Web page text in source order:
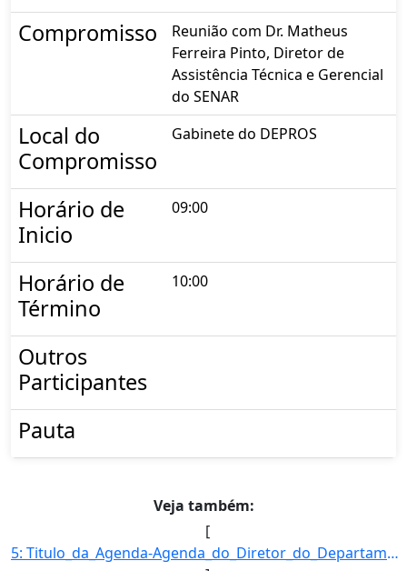
Compromisso
Reunião com Dr. Matheus
Ferreira Pinto, Diretor de
Assistência Técnica e Gerencial
do SENAR
Local do
Compromisso
Gabinete do DEPROS
Horário de
Inicio
09:00
Horário de
Término
10:00
Outros
Participantes
Pauta
Veja também:
[
5: Titulo_da_Agenda-Agenda_do_Diretor_do_Departamento_de_Desenvolvimento_das_Cadeias_Produtivas_e_da_Pr]